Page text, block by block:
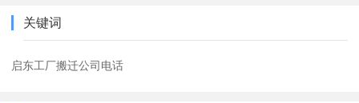
关键词
启东工厂搬迁公司电话